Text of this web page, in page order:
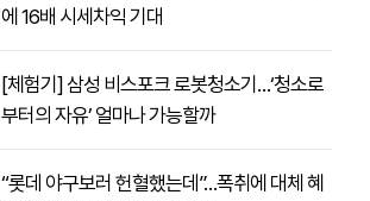
에 16배 시세차익 기대
[체험기] 삼성 비스포크 로봇청소기…‘청소로
부터의 자유’ 얼마나 가능할까
“롯데 야구보러 헌혈했는데”…폭취에 대체 혜